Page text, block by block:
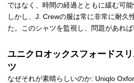
ではなく、時間の経過とともに緩む可能
しかし、J. Crewの服は常に非常に耐久
た。このシャツを監視し、問題があれば
ユニクロオックスフォードス
ツ
なぜそれが素晴らしいのか: Uniqlo